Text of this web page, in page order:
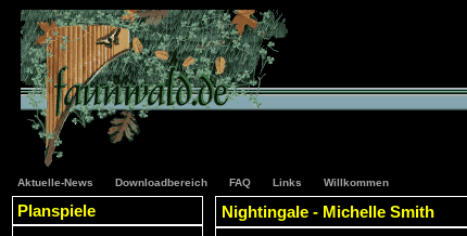
Aktuelle-News Downloadbereich FAQ Links Willkommen
Planspiele Nightingale - Michelle Smith